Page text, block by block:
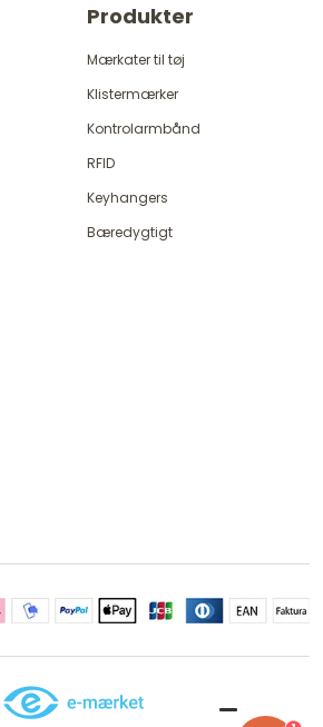
Produkter
Mærkater til tøj
Klistermærker
Kontrolarmbånd
RFID
Keyhangers
Bæredygtigt